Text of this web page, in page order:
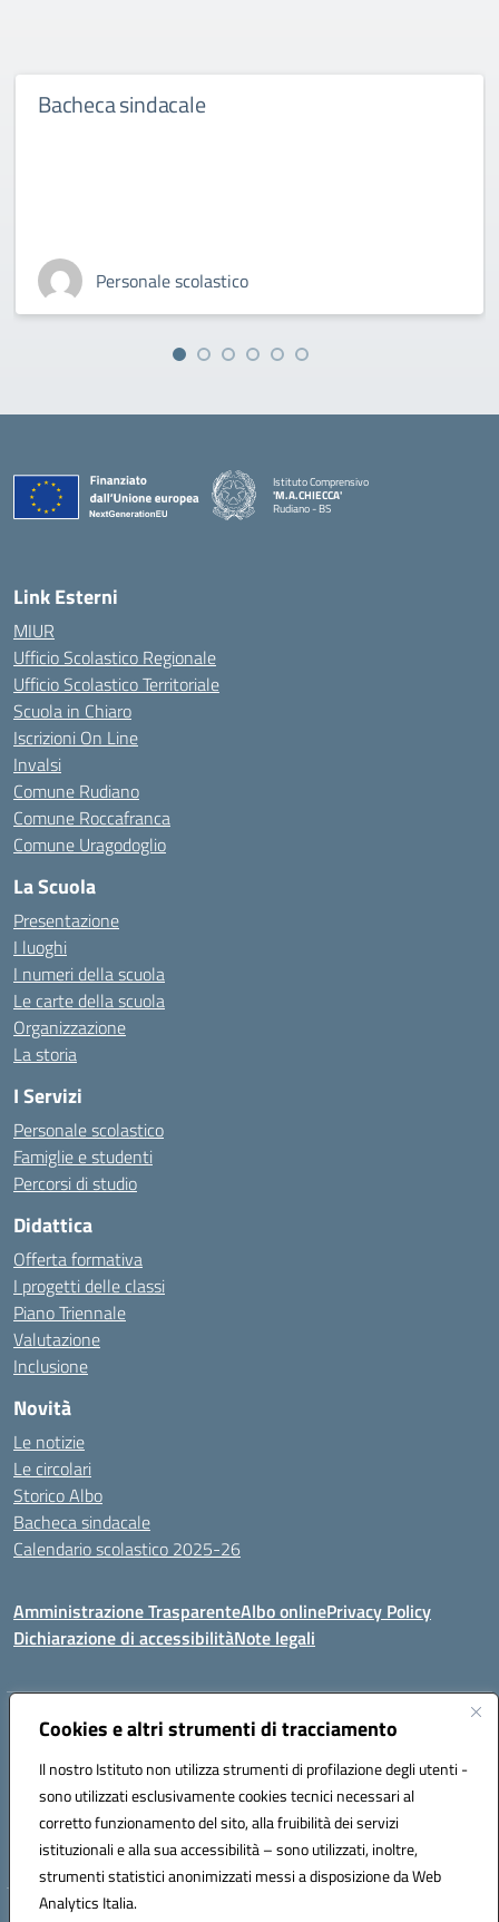
Cookies e altri strumenti di tracciamento
Il nostro Istituto non utilizza strumenti di profilazione degli utenti -
sono utilizzati esclusivamente cookies tecnici necessari al
corretto funzionamento del sito, alla fruibilità dei servizi
istituzionali e alla sua accessibilità – sono utilizzati, inoltre,
strumenti statistici anonimizzati messi a disposizione da Web
Analytics Italia.
Bacheca sindacale
Personale scolastico
Istituto Comprensivo
'M.A.CHIECCA'
Rudiano - BS
Link Esterni
MIUR
Ufficio Scolastico Regionale
Ufficio Scolastico Territoriale
Scuola in Chiaro
Iscrizioni On Line
Invalsi
Comune Rudiano
Comune Roccafranca
Comune Uragodoglio
La Scuola
Presentazione
I luoghi
I numeri della scuola
Le carte della scuola
Organizzazione
La storia
I Servizi
Personale scolastico
Famiglie e studenti
Percorsi di studio
Didattica
Offerta formativa
I progetti delle classi
Piano Triennale
Valutazione
Inclusione
Novità
Le notizie
Le circolari
Storico Albo
Bacheca sindacale
Calendario scolastico 2025-26
Amministrazione TrasparenteAlbo onlinePrivacy Policy
Dichiarazione di accessibilitàNote legali
Indirizzo:VIA A. DE GASPERI, 41 RUDIANO 25030 RUDIANO
Posta elettronica certificata (PEC):bsic86100r@pec.istruzione.it
Codice fiscale: 82002390175
Codice meccanografico: BSIC86100R